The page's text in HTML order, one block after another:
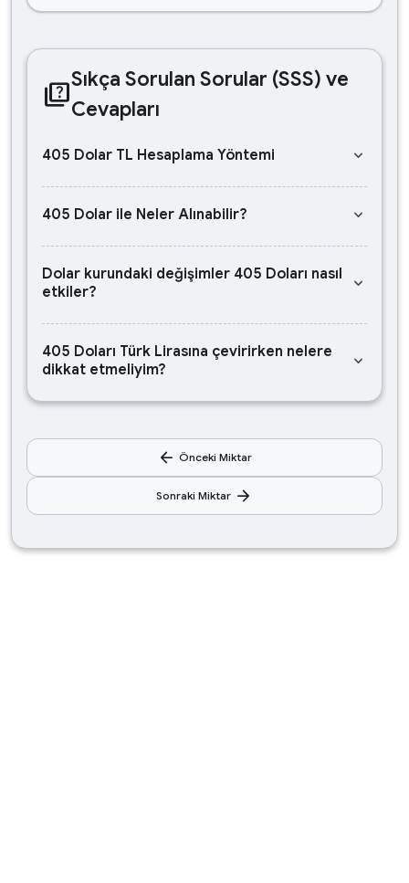
quizSıkça Sorulan Sorular (SSS) ve
Cevapları
405 Dolar TL Hesaplama Yöntemi keyboard_arrow_down
405 Dolar ile Neler Alınabilir? keyboard_arrow_down
Dolar kurundaki değişimler 405 Doları nasıl
etkiler?
keyboard_arrow_down
405 Doları Türk Lirasına çevirirken nelere
dikkat etmeliyim?
keyboard_arrow_down
arrow_back Önceki Miktar
Sonraki Miktar arrow_forward